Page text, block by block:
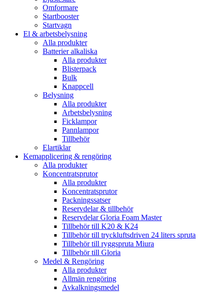
Omformare
Startbooster
Startvagn
El & arbetsbelysning
Alla produkter
Batterier alkaliska
Alla produkter
Blisterpack
Bulk
Knappcell
Belysning
Alla produkter
Arbetsbelysning
Ficklampor
Pannlampor
Tillbehör
Elartiklar
Kemapplicering & rengöring
Alla produkter
Koncentratsprutor
Alla produkter
Koncentratsprutor
Packningssatser
Reservdelar & tillbehör
Reservdelar Gloria Foam Master
Tillbehör till K20 & K24
Tillbehör till tryckluftsdriven 24 liters spruta
Tillbehör till ryggspruta Miura
Tillbehör till Gloria
Medel & Rengöring
Alla produkter
Allmän rengöring
Avkalkningsmedel